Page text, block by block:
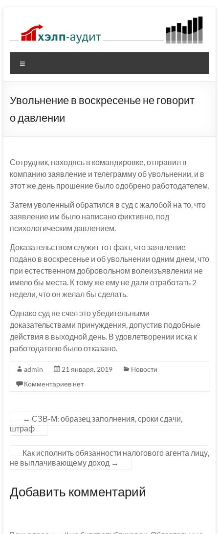
содержимому
Увольнение в воскресенье не говорит
о давлении
Сотрудник, находясь в командировке, отправил в
компанию заявление и телеграмму об увольнении, и в
этот же день прошение было одобрено работодателем.
Затем уволенный обратился в суд с жалобой на то, что
заявление им было написано фиктивно, под
психологическим давлением.
Доказательством служит тот факт, что заявление
подано в воскресенье и об увольнении одним днем, что
при естественном добровольном волеизъявлении не
имело бы места. К тому же ему не дали отработать 2
недели, что он желал бы сделать.
Однако суд не счел это убедительными
доказательствами принуждения, допустив подобные
действия в выходной день. В удовлетворении иска к
работодателю было отказано.
admin 21 января, 2019
Новости
Комментариев нет
← СЗВ-М: образец заполнения, сроки сдачи,
штраф
Как исполнить обязанности налогового агента лицу,
не выплачивающему доход →
Добавить комментарий